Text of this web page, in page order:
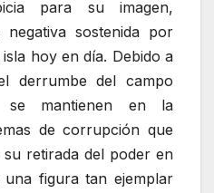
para su imagen,
negativa sostenida por
hoy en día. Debido a
derrumbe del campo
se mantienen en la
de corrupción que
retirada del poder en
figura tan ejemplar